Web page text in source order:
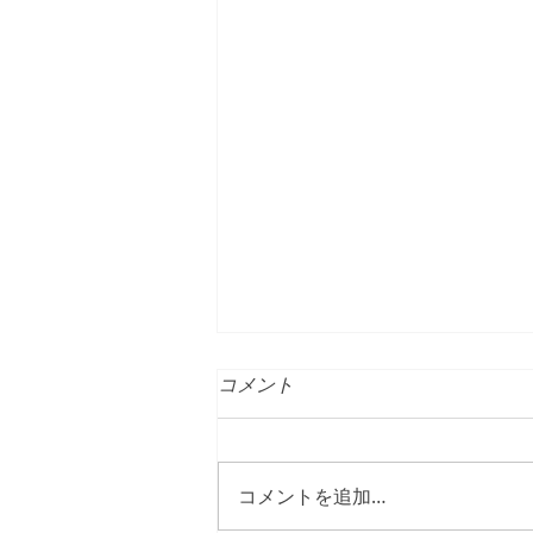
価格改定のお知らせ
お客様各位 平素より弊社フリー
て、誠にありがとうございます。
コメント
コメントを追加…